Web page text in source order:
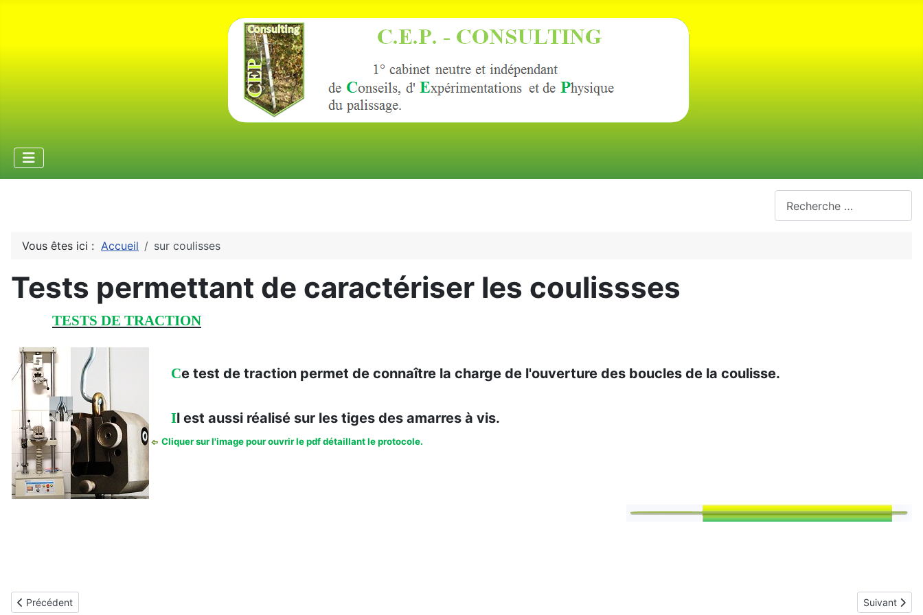
Vous êtes ici : Accueil sur coulisses
Tests permettant de caractériser les coulissses
TESTS DE TRACTION
Ce test de traction permet de connaître la charge de l'ouverture des boucles de la coulisse.
Il est aussi réalisé sur les tiges des amarres à vis.
Cliquer sur l'image pour ouvrir le pdf détaillant le protocole.
Article précédent : Tests permettant de caractériser les liens
Précédent Article
Suivant